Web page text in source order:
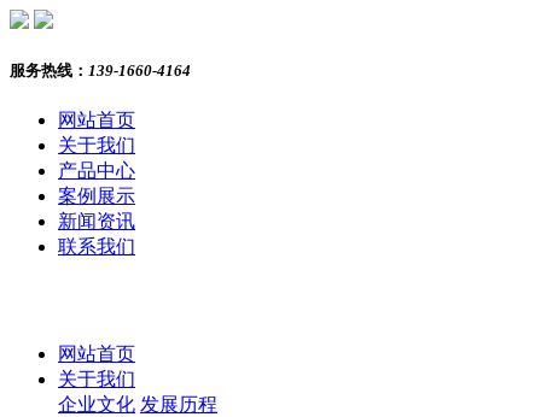
服务热线： 139-1660-4164
网站首页
关于我们
产品中心
案例展示
新闻资讯
联系我们
网站首页
关于我们
企业文化 发展历程